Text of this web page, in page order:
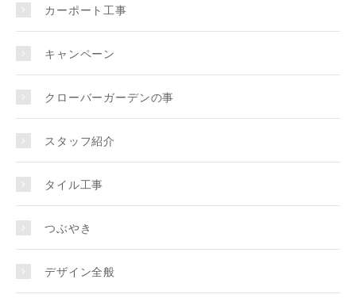
カーポート工事
キャンペーン
クローバーガーデンの事
スタッフ紹介
タイル工事
つぶやき
デザイン全般